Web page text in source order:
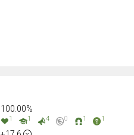
100.00%
1 1 4 0 1 1